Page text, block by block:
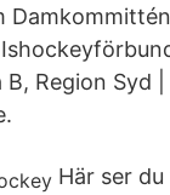
B, Region Syd
Här ser